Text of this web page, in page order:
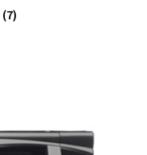
(7)